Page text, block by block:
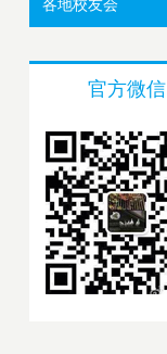
各地校友会
官方微信